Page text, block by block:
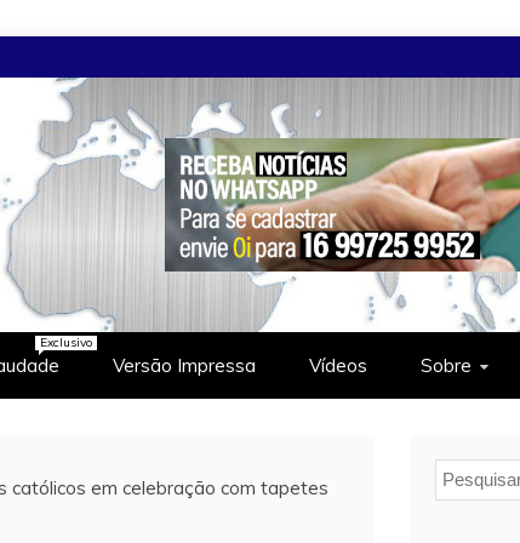
Exclusivo
Versão Impressa Vídeos Sobre
católicos em celebração com tapetes
Pesquisar
por: